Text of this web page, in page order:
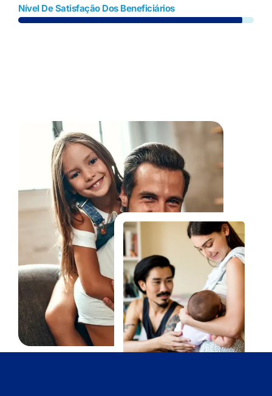
Nível De Satisfação Dos Beneficiários